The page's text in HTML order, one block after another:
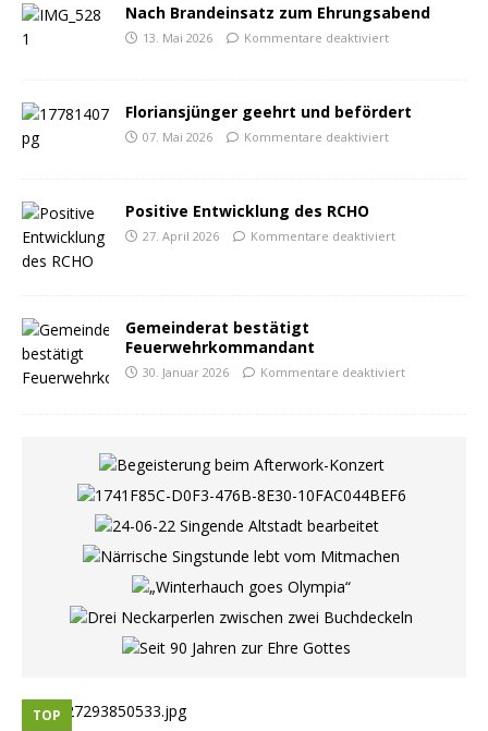
Nach Brandeinsatz zum Ehrungsabend
13. Mai 2026 Kommentare deaktiviert
Floriansjünger geehrt und befördert
07. Mai 2026 Kommentare deaktiviert
Positive Entwicklung des RCHO
27. April 2026 Kommentare deaktiviert
Gemeinderat bestätigt
Feuerwehrkommandant
30. Januar 2026 Kommentare deaktiviert
TOP